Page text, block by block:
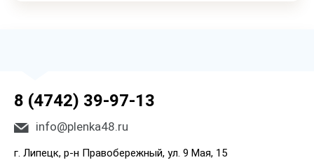
8 (4742) 39-97-13
info@plenka48.ru
г. Липецк, р-н Правобережный, ул. 9 Мая, 15